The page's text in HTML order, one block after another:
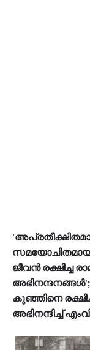
ജീവന്‍ രക്ഷിച്ച
അഭിനന്ദനങ്ങള്‍';
കുഞ്ഞിനെ
അഭിനന്ദിച്ച്